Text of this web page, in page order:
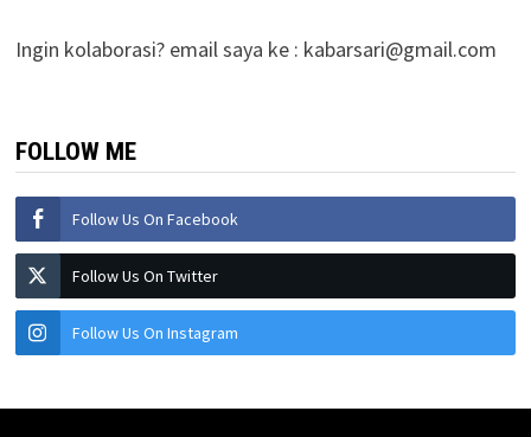
Ingin kolaborasi? email saya ke : kabarsari@gmail.com
FOLLOW ME
Follow Us On Facebook
Follow Us On Twitter
Follow Us On Instagram